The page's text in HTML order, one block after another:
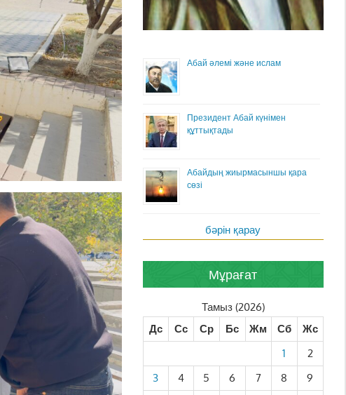
Абай әлемі және ислам
Президент Абай күнімен
құттықтады
Абайдың жиырмасыншы қара
сөзі
бәрін қарау
Мұрағат
Тамыз (2026)
Дс
Сс Ср Бс Жм Сб
Жс
1
2
3
4 5 6 7 8
9